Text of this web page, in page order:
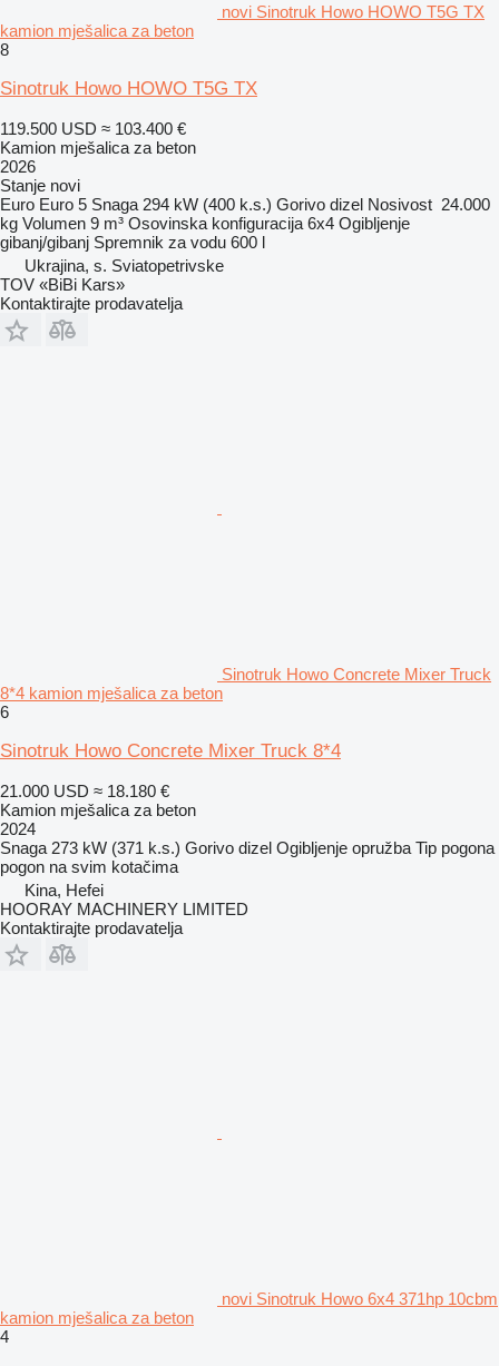
novi Sinotruk Howo HOWO T5G TX
kamion mješalica za beton
8
Sinotruk Howo HOWO T5G TX
119.500 USD ≈ 103.400 €
Kamion mješalica za beton
2026
Stanje novi
Euro Euro 5 Snaga 294 kW (400 k.s.) Gorivo dizel Nosivost 24.000
kg Volumen 9 m³ Osovinska konfiguracija 6x4 Ogibljenje
gibanj/gibanj Spremnik za vodu 600 l
Ukrajina, s. Sviatopetrivske
TOV «BiBi Kars»
Kontaktirajte prodavatelja
Sinotruk Howo Concrete Mixer Truck
8*4 kamion mješalica za beton
6
Sinotruk Howo Concrete Mixer Truck 8*4
21.000 USD ≈ 18.180 €
Kamion mješalica za beton
2024
Snaga 273 kW (371 k.s.) Gorivo dizel Ogibljenje opružba Tip pogona
pogon na svim kotačima
Kina, Hefei
HOORAY MACHINERY LIMITED
Kontaktirajte prodavatelja
novi Sinotruk Howo 6x4 371hp 10cbm
kamion mješalica za beton
4